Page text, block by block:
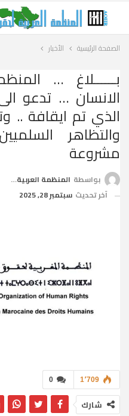
الصفحة الرئيسية الأخبار
بــــــلاغ …
الانسان … تدعو
الذي تم ايقافة ..
والتظاهر
مشروعة
بواسطة المنظمة العربية لحقوق الإنسان
آخر تحديث سبتمبر 28, 2025
0 1٬709
شارك